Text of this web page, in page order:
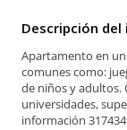
Descripción del
Apartamento en
comunes como:
de niños y adultos.
universidades,
información